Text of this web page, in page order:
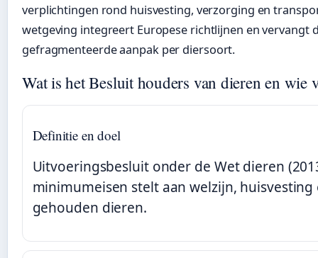
verplichtingen rond huisvesting, verzorging en
wetgeving integreert Europese richtlijnen en vervangt
gefragmenteerde aanpak per diersoort.
Wat is het Besluit houders van dieren en wie
Definitie en doel
Uitvoeringsbesluit onder de Wet dieren
minimumeisen stelt aan welzijn,
gehouden dieren.